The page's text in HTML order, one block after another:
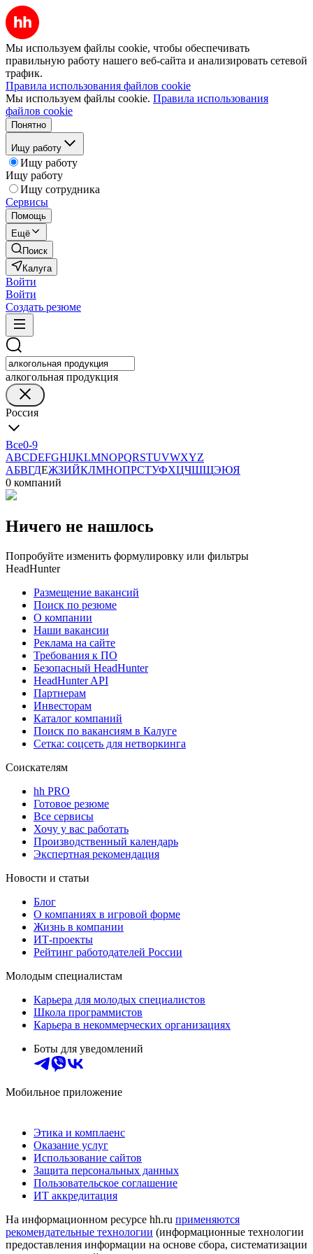
Мы используем файлы cookie, чтобы обеспечивать
правильную работу нашего веб-сайта и анализировать сетевой
трафик.
Правила использования файлов cookie
Мы используем файлы cookie. Правила использования
файлов cookie
Понятно
Ищу работу
Ищу работу
Ищу работу
Ищу сотрудника
Сервисы
Помощь
Ещё
Поиск
Калуга
Войти
Войти
Создать резюме
алкогольная продукция
Россия
Все0-9
ABCDEFGHIJKLMNOPQRSTUVWXYZ
АБВГДЕЖЗИЙКЛМНОПРСТУФХЦЧШЩЭЮЯ
0 компаний
Ничего не нашлось
Попробуйте изменить формулировку или фильтры
HeadHunter
Размещение вакансий
Поиск по резюме
О компании
Наши вакансии
Реклама на сайте
Требования к ПО
Безопасный HeadHunter
HeadHunter API
Партнерам
Инвесторам
Каталог компаний
Поиск по вакансиям в Калуге
Сетка: соцсеть для нетворкинга
Соискателям
hh PRO
Готовое резюме
Все сервисы
Хочу у вас работать
Производственный календарь
Экспертная рекомендация
Новости и статьи
Блог
О компаниях в игровой форме
Жизнь в компании
ИТ-проекты
Рейтинг работодателей России
Молодым специалистам
Карьера для молодых специалистов
Школа программистов
Карьера в некоммерческих организациях
Боты для уведомлений
Мобильное приложение
Этика и комплаенс
Оказание услуг
Использование сайтов
Защита персональных данных
Пользовательское соглашение
ИТ аккредитация
На информационном ресурсе hh.ru применяются
рекомендательные технологии (информационные технологии
предоставления информации на основе сбора, систематизации